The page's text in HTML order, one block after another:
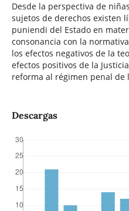
Desde la perspectiva de
sujetos de derechos existen
puniendi del Estado en
consonancia con la
los efectos negativos de la
efectos positivos de la
reforma al régimen penal
Descargas